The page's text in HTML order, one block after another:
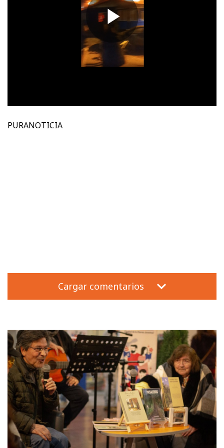
PURANOTICIA
Cargar comentarios